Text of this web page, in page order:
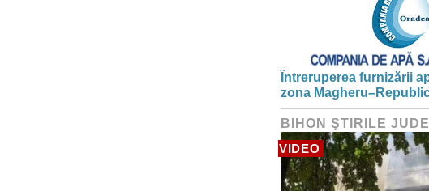
Întreruperea furnizării
zona
BIHON ŞTIRILE
VIDEO